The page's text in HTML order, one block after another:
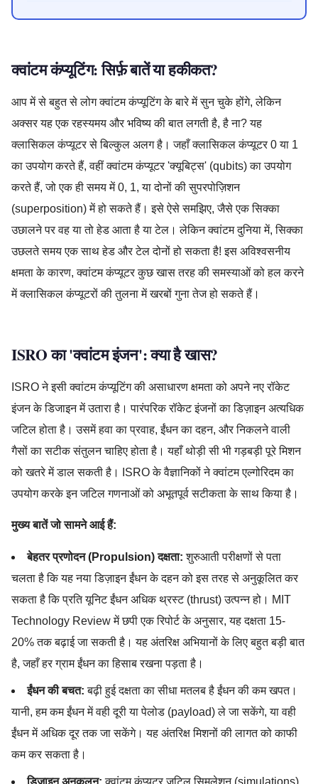
क्वांटम कंप्यूटिंग: सिर्फ़ बातें या हकीकत?
आप में से बहुत से लोग क्वांटम कंप्यूटिंग के बारे में सुन चुके होंगे, लेकिन
अक्सर यह एक रहस्यमय और भविष्य की बात लगती है, है ना? यह
क्लासिकल कंप्यूटर से बिल्कुल अलग है। जहाँ क्लासिकल कंप्यूटर 0 या 1
का उपयोग करते हैं, वहीं क्वांटम कंप्यूटर 'क्यूबिट्स' (qubits) का उपयोग
करते हैं, जो एक ही समय में 0, 1, या दोनों की सुपरपोज़िशन
(superposition) में हो सकते हैं। इसे ऐसे समझिए, जैसे एक सिक्का
उछालने पर वह या तो हेड आता है या टेल। लेकिन क्वांटम दुनिया में, सिक्का
उछलते समय एक साथ हेड और टेल दोनों हो सकता है! इस अविश्वसनीय
क्षमता के कारण, क्वांटम कंप्यूटर कुछ खास तरह की समस्याओं को हल करने
में क्लासिकल कंप्यूटरों की तुलना में खरबों गुना तेज हो सकते हैं।
ISRO का 'क्वांटम इंजन': क्या है खास?
ISRO ने इसी क्वांटम कंप्यूटिंग की असाधारण क्षमता को अपने नए रॉकेट
इंजन के डिजाइन में उतारा है। पारंपरिक रॉकेट इंजनों का डिज़ाइन अत्यधिक
जटिल होता है। उसमें हवा का प्रवाह, ईंधन का दहन, और निकलने वाली
गैसों का सटीक संतुलन चाहिए होता है। यहाँ थोड़ी सी भी गड़बड़ी पूरे मिशन
को खतरे में डाल सकती है। ISRO के वैज्ञानिकों ने क्वांटम एल्गोरिदम का
उपयोग करके इन जटिल गणनाओं को अभूतपूर्व सटीकता के साथ किया है।
मुख्य बातें जो सामने आई हैं:
बेहतर प्रणोदन (Propulsion) दक्षता: शुरुआती परीक्षणों से पता
चलता है कि यह नया डिज़ाइन ईंधन के दहन को इस तरह से अनुकूलित कर
सकता है कि प्रति यूनिट ईंधन अधिक थ्रस्ट (thrust) उत्पन्न हो। MIT
Technology Review में छपी एक रिपोर्ट के अनुसार, यह दक्षता 15-
20% तक बढ़ाई जा सकती है। यह अंतरिक्ष अभियानों के लिए बहुत बड़ी बात
है, जहाँ हर ग्राम ईंधन का हिसाब रखना पड़ता है।
ईंधन की बचत: बढ़ी हुई दक्षता का सीधा मतलब है ईंधन की कम खपत।
यानी, हम कम ईंधन में वही दूरी या पेलोड (payload) ले जा सकेंगे, या वही
ईंधन में अधिक दूर तक जा सकेंगे। यह अंतरिक्ष मिशनों की लागत को काफी
कम कर सकता है।
डिजाइन अनुकूलन: क्वांटम कंप्यूटर जटिल सिमुलेशन (simulations)